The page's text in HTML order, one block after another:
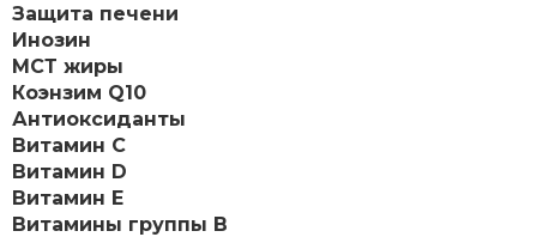
Защита печени
Инозин
МСТ жиры
Коэнзим Q10
Антиоксиданты
Витамин С
Витамин D
Витамин Е
Витамины группы B